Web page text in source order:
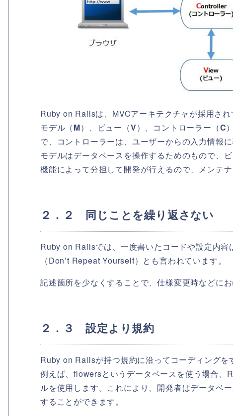
Ruby on Railsは、MVCアーキテクチャが採用され
モデル（M）、ビュー（V）、コントローラー（C
で、コントローラーは、ユーザーからの入力情報
モデルはデータベースを操作するためのもので、
機能によって分担して開発が行えるので、メンテ
２．２ 同じことを繰り返さない
Ruby on Railsでは、一度書いたコードや設定内
（Don’t Repeat Yourself）とも言われています。
記述箇所を少なくすることで、仕様変更時などに
２．３ 設定より規約
Ruby on Railsが持つ規約に沿ってコーディングを
例えば、flowersというデータベースを使う場合
ルを使用します。これにより、開発者はデータベ
することができます。